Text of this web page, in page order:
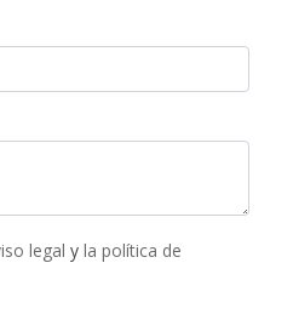
legal y la política de